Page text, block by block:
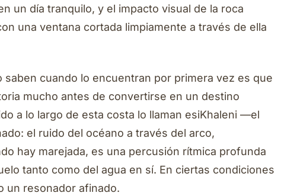
un día tranquilo, y el impacto visual de la roca
una ventana cortada limpiamente a través de ella
saben cuando lo encuentran por primera vez es que
mucho antes de convertirse en un destino
a lo largo de esta costa lo llaman esiKhaleni —el
el ruido del océano a través del arco,
hay marejada, es una percusión rítmica profunda
tanto como del agua en sí. En ciertas condiciones
un resonador afinado.